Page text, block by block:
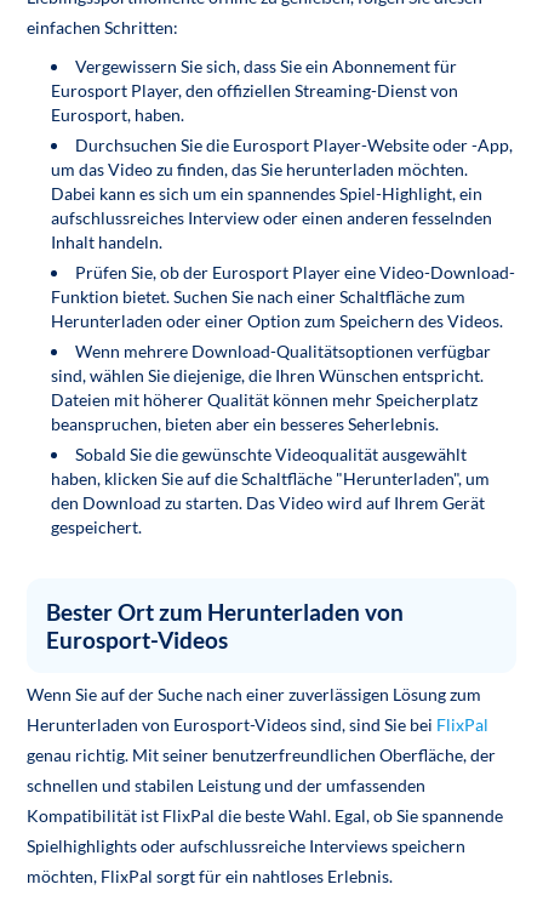
einfachen Schritten:
Vergewissern Sie sich, dass Sie ein Abonnement für
Eurosport Player, den offiziellen Streaming-Dienst von
Eurosport, haben.
Durchsuchen Sie die Eurosport Player-Website oder -App,
um das Video zu finden, das Sie herunterladen möchten.
Dabei kann es sich um ein spannendes Spiel-Highlight, ein
aufschlussreiches Interview oder einen anderen fesselnden
Inhalt handeln.
Prüfen Sie, ob der Eurosport Player eine Video-Download-
Funktion bietet. Suchen Sie nach einer Schaltfläche zum
Herunterladen oder einer Option zum Speichern des Videos.
Wenn mehrere Download-Qualitätsoptionen verfügbar
sind, wählen Sie diejenige, die Ihren Wünschen entspricht.
Dateien mit höherer Qualität können mehr Speicherplatz
beanspruchen, bieten aber ein besseres Seherlebnis.
Sobald Sie die gewünschte Videoqualität ausgewählt
haben, klicken Sie auf die Schaltfläche "Herunterladen", um
den Download zu starten. Das Video wird auf Ihrem Gerät
gespeichert.
Bester Ort zum Herunterladen von
Eurosport-Videos
Wenn Sie auf der Suche nach einer zuverlässigen Lösung zum
Herunterladen von Eurosport-Videos sind, sind Sie bei FlixPal
genau richtig. Mit seiner benutzerfreundlichen Oberfläche, der
schnellen und stabilen Leistung und der umfassenden
Kompatibilität ist FlixPal die beste Wahl. Egal, ob Sie spannende
Spielhighlights oder aufschlussreiche Interviews speichern
möchten, FlixPal sorgt für ein nahtloses Erlebnis.